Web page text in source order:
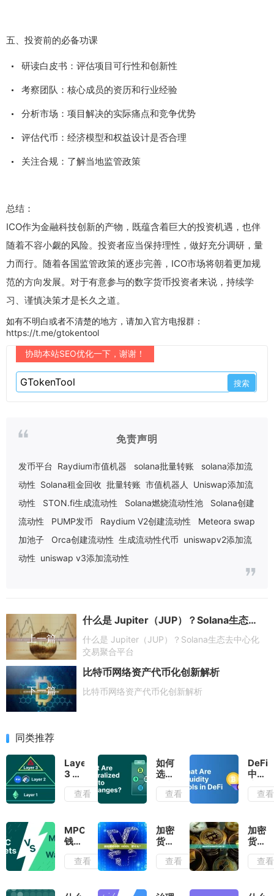
五、投资前的必备功课
研读白皮书：评估项目可行性和创新性
考察团队：核心成员的资历和行业经验
分析市场：项目解决的实际痛点和竞争优势
评估代币：经济模型和权益设计是否合理
关注合规：了解当地监管政策
总结：
ICO作为金融科技创新的产物，既蕴含着巨大的投资机遇，也伴
随着不容小觑的风险。投资者应当保持理性，做好充分调研，量
力而行。随着各国监管政策的逐步完善，ICO市场将朝着更加规
范的方向发展。对于有意参与的数字货币投资者来说，持续学
习、谨慎决策才是长久之道。
如有不明白或者不清楚的地方，请加入官方电报群：
https://t.me/gtokentool
协助本站SEO优化一下，谢谢！
免责声明
发币平台 Raydium市值机器 solana批量转账
solana添加流
动性 Solana租金回收 批量转账 市值机器人
Uniswap添加流
动性
STON.fi生成流动性 Solana燃烧流动性池
Solana创建
流动性
PUMP发币 Raydium V2创建流动性
Meteora swap
加池子
Orca创建流动性 生成流动性代币 uniswapv2添加流
动性 uniswap v3添加流动性
上一篇
什么是 Jupiter（JUP）？Solana生态去中心化交易聚合平台
什么是 Jupiter（JUP）？Solana生态去中心化
交易聚合平台
下一篇
比特币网络资产代币化创新解析
比特币网络资产代币化创新解析
同类推荐
Layer
3 区
块
链：
么以
及
L3
如何
查看
如何
选择
中心
化加
易所
（CEX）
查看
DeFi
中的
流动
性池
场流
动性
是什
查看
MPC
钱包
vs.
多重
查看
加密
货币
中的
HODL
查看
加密
货币
中的
钻石
查看